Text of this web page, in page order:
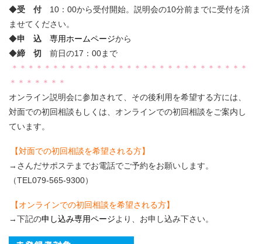
◆受 付 10：00から受付開始。説明会の10分前までに受付を済
ませてください。
◆申 込 専用ホームページから
◆締 切 前日の17：00まで
＊＊＊＊＊＊＊＊＊＊＊＊＊＊＊＊＊＊＊＊＊＊＊＊＊＊＊＊＊
＊＊＊＊＊＊＊
オンライン説明会に参加されて、その後利用を希望する方には、
対面での初回相談もしくは、オンラインでの初回相談をご案内し
ています。
【対面での初回相談を希望される方】
→さんだサポステまでお電話でご予約をお願いします。
（TEL079-565-9300）
【オンラインでの初回相談を希望される方】
→下記の申し込み専用ページより、お申し込み下さい。